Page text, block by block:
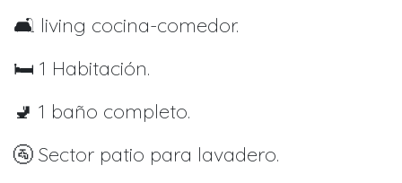
🛋️ living cocina-comedor.
🛏️ ⁠1 Habitación.
🚽 1 baño completo.
🚰 Sector patio para lavadero.